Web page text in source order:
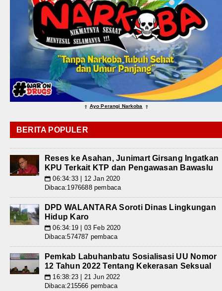
⇑ Ayo Perangi Narkoba ⇑
BERITA POPULER
Reses ke Asahan, Junimart Girsang Ingatkan
KPU Terkait KTP dan Pengawasan Bawaslu
📅 06:34:33 | 12 Jan 2020
Dibaca:1976688 pembaca
DPD WALANTARA Soroti Dinas Lingkungan
Hidup Karo
📅 06:34:19 | 03 Feb 2020
Dibaca:574787 pembaca
Pemkab Labuhanbatu Sosialisasi UU Nomor
12 Tahun 2022 Tentang Kekerasan Seksual
📅 16:38:23 | 21 Jun 2022
Dibaca:215566 pembaca